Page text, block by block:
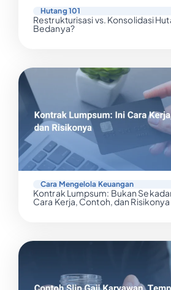
Hutang 101
Restrukturisasi vs. Konsolidasi
Bedanya?
Cara Mengelola Keuangan
Kontrak Lumpsum: Bukan
Cara Kerja, Contoh, dan Risikonya